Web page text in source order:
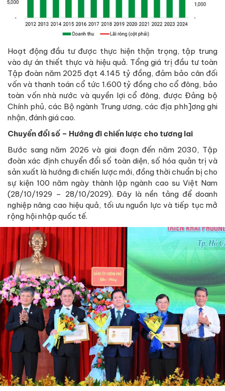
Hoạt động đầu tư được thực hiện thận trọng, tập trung
vào dự án thiết thực và hiệu quả. Tổng giá trị đầu tư toàn
Tập đoàn năm 2025 đạt 4.145 tỷ đồng, đảm bảo cân đối
vốn và thanh toán cổ tức 1.600 tỷ đồng cho cổ đông, bảo
toàn vốn nhà nước và quyền lợi cổ đông, được Đảng bộ
Chính phủ, các Bộ ngành Trung ương, các địa phh]ơng ghi
nhận, đánh giá cao.
Chuyển đổi số – Hướng đi chiến lược cho tương lai
Bước sang năm 2026 và giai đoạn đến năm 2030, Tập
đoàn xác định chuyển đổi số toàn diện, số hóa quản trị và
sản xuất là hướng đi chiến lược mới, đồng thời chuẩn bị cho
sự kiện 100 năm ngày thành lập ngành cao su Việt Nam
(28/10/1929 – 28/10/2029). Đây là nền tảng để doanh
nghiệp nâng cao hiệu quả, tối ưu nguồn lực và tiếp tục mở
rộng hội nhập quốc tế.